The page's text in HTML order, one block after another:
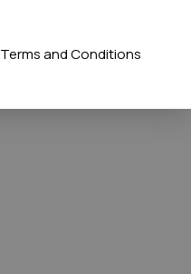
Terms and Conditions